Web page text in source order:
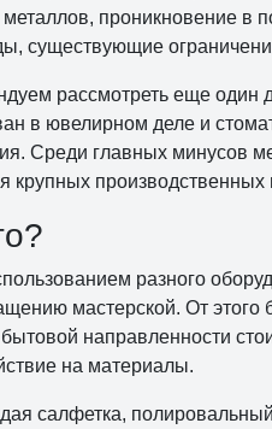
проникновение в
существующие
рассмотреть еще один
в ювелирном деле и
Среди главных минусов
крупных производственных
разного
мастерской. От этого
направленности
на материалы.
салфетка,